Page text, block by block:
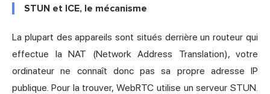
STUN et ICE, le mécanisme
La plupart des appareils sont situés derrière un routeur qui
effectue la NAT (Network Address Translation), votre
ordinateur ne connaît donc pas sa propre adresse IP
publique. Pour la trouver, WebRTC utilise un serveur STUN.